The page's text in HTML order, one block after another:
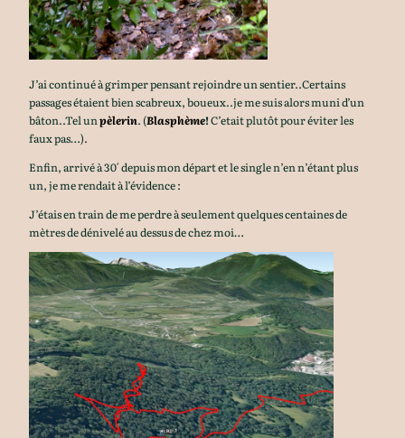
J’ai continué à grimper pensant rejoindre un sentier..Certains
passages étaient bien scabreux, boueux..je me suis alors muni d’un
bâton..Tel unpèlerin. (Blasphème!C’etait plutôt pour éviter les
faux pas…).
Enfin, arrivé à 30′ depuis mon départ et le single n’en n’étant plus
un, je me rendait à l’évidence :
J’étais en train de me perdre à seulement quelques centaines de
mètres de dénivelé au dessus de chez moi…